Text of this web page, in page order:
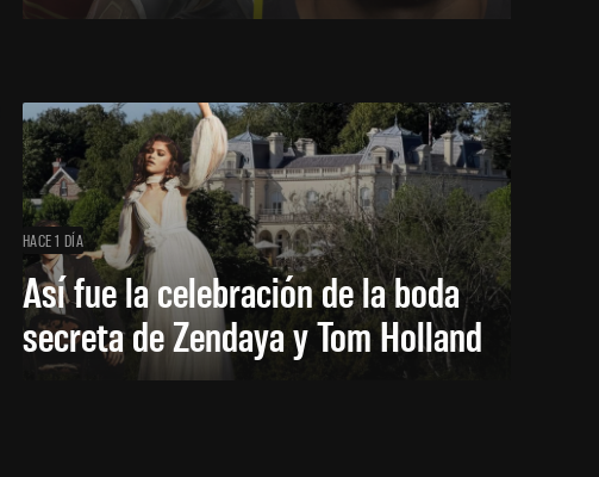
HACE 1 DÍA
Así fue la celebración de la boda
secreta de Zendaya y Tom Holland